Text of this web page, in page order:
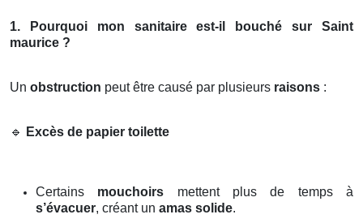
1. Pourquoi mon sanitaire est-il bouché sur Saint
maurice ?
Un obstruction peut être causé par plusieurs raisons :
🔹 Excès de papier toilette
Certains mouchoirs mettent plus de temps à
s’évacuer, créant un amas solide.